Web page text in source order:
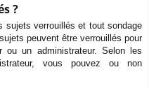
?
sujets verrouillés et tout sondage
peuvent être verrouillés pour
ou un administrateur. Selon les
vous pouvez ou non